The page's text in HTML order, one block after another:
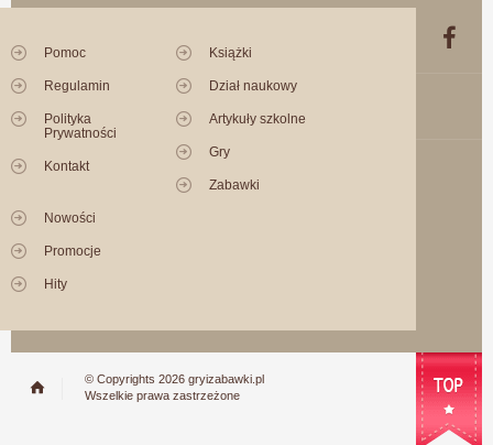
Pomoc
Regulamin
Polityka
Prywatności
Kontakt
Książki
Dział naukowy
Artykuły szkolne
Gry
Zabawki
Nowości
Promocje
Hity
© Copyrights 2026 gryizabawki.pl
Wszelkie prawa zastrzeżone